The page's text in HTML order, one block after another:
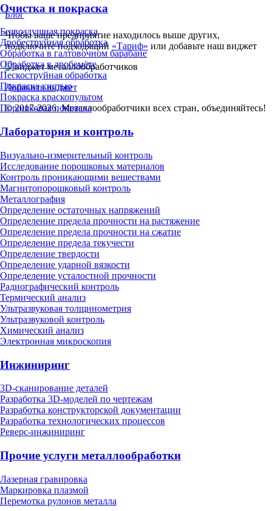
Очистка и покраска
Безвоздушная покраска
Дробеструйная обработка
Обработка в галтовочном барабане
Обработка в дробемёте
Пескоструйная обработка
Покраска кистью
Покраска краскопультом
Порошковая покраска
Лаборатория и контроль
Визуально-измерительный контроль
Исследование порошковых материалов
Контроль проникающими веществами
Магнитопорошковый контроль
Металлография
Определение остаточных напряжений
Определение предела прочности на растяжение
Определение предела прочности на сжатие
Определение предела текучести
Определение твердости
Определение ударной вязкости
Определение усталостной прочности
Радиографический контроль
Термический анализ
Ультразвуковая толщинометрия
Ультразвуковой контроль
Химический анализ
Электронная микроскопия
Инжиниринг
3D-сканирование деталей
Разработка 3D-моделей по чертежам
Разработка конструкторской документации
Разработка технологических процессов
Реверс-инжиниринг
Прочие услуги металлообработки
Лазерная гравировка
Маркировка плазмой
Перемотка рулонов металла
Блог
Чтобы ваше предприятие находилось выше других,
подключите подходящий «Тариф» или добавьте наш виджет
Добавить виджет
© 2017-2026. Металлообработчики всех стран, объединяйтесь!